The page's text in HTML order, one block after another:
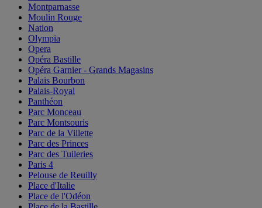
Montparnasse
Moulin Rouge
Nation
Olympia
Opera
Opéra Bastille
Opéra Garnier - Grands Magasins
Palais Bourbon
Palais-Royal
Panthéon
Parc Monceau
Parc Montsouris
Parc de la Villette
Parc des Princes
Parc des Tuileries
Paris 4
Pelouse de Reuilly
Place d'Italie
Place de l'Odéon